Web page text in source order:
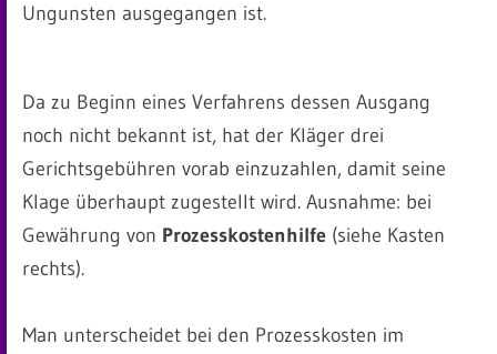
Ungunsten ausgegangen ist.
Da zu Beginn eines Verfahrens dessen Ausgang
noch nicht bekannt ist, hat der Kläger drei
Gerichtsgebühren vorab einzuzahlen, damit seine
Klage überhaupt zugestellt wird. Ausnahme: bei
Gewährung von Prozesskostenhilfe (siehe Kasten
rechts).
Man unterscheidet bei den Prozesskosten im